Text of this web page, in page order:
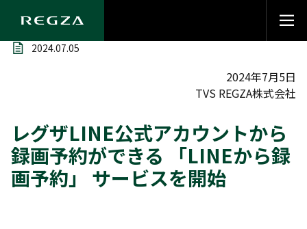
2024.07.05
2024年7月5日
TVS REGZA株式会社
レグザLINE公式アカウントから
録画予約ができる 「LINEから録
画予約」 サービスを開始